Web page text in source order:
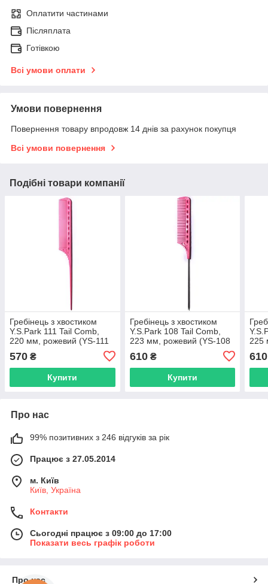
Оплатити частинами
Післяплата
Готівкою
Всі умови оплати
Умови повернення
Повернення товару впродовж 14 днів за рахунок покупця
Всі умови повернення
Подібні товари компанії
Гребінець з хвостиком
Y.S.Park 111 Tail Comb,
220 мм, рожевий (YS-111
570 ₴
Купити
Гребінець з хвостиком
Y.S.Park 108 Tail Comb,
223 мм, рожевий (YS-108
610₴
Купити
225
610
Про нас
99% позитивних з 246 відгуків за рік
Працює з 27.05.2014
м. Київ
Київ, Україна
Контакти
Сьогодні працює з 09:00 до 17:00
Показати весь графік роботи
Про нас